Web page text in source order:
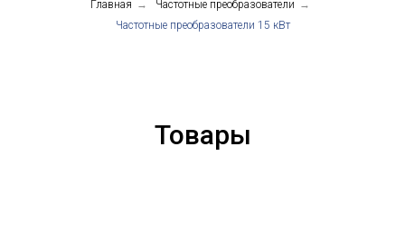
Главная → Частотные преобразователи →
Частотные преобразователи 15 кВт
Товары